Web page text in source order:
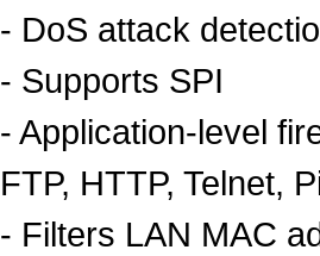
- DoS attack
- Supports SPI
- Application-level
FTP, HTTP, Telnet,
- Filters LAN MAC